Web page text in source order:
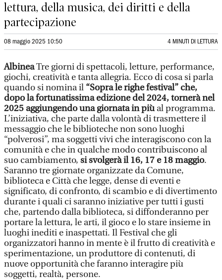
lettura, della musica, dei diritti e della
partecipazione
08 maggio 2025 10:50 4 MINUTI DI LETTURA
AlbineaTre giorni di spettacoli, letture, performance,
giochi, creatività e tanta allegria. Ecco di cosa si parla
quando si nomina il “Sopra le righe festival” che,
dopo la fortunatissima edizione del 2024, tornerà nel
2025 aggiungendo una giornata in piùal programma.
L’iniziativa, che parte dalla volontà di trasmettere il
messaggio che le biblioteche non sono luoghi
“polverosi”, ma soggetti vivi che interagiscono con la
comunità e che in qualche modo contribuiscono al
suo cambiamento, si svolgerà il 16, 17 e 18 maggio.
Saranno tre giornate organizzate da Comune,
biblioteca e Città che legge, dense di eventi e
significato, di confronto, di scambio e di divertimento
durante i quali ci saranno iniziative per tutti i gusti
che, partendo dalla biblioteca, si diffonderanno per
portare la lettura, le arti, il gioco e lo stare insieme in
luoghi inediti e inaspettati. Il Festival che gli
organizzatori hanno in mente è il frutto di creatività e
sperimentazione, un produttore di contenuti, di
nuove opportunità che faranno interagire più
soggetti, realtà, persone.